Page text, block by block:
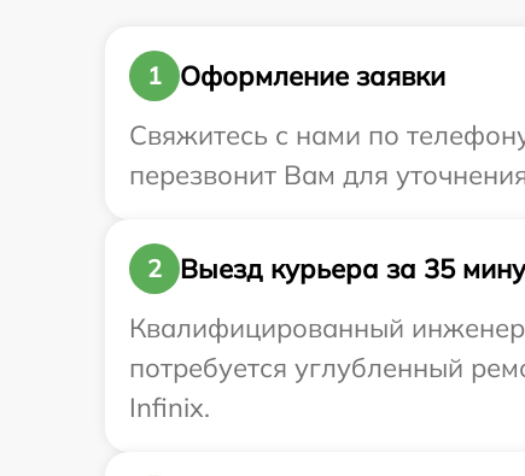
1
Оформление заявки
Свяжитесь с нами по
перезвонит Вам для
2
Выезд курьера за 35
Квалифицированный инженер
потребуется углубленный
Infinix.